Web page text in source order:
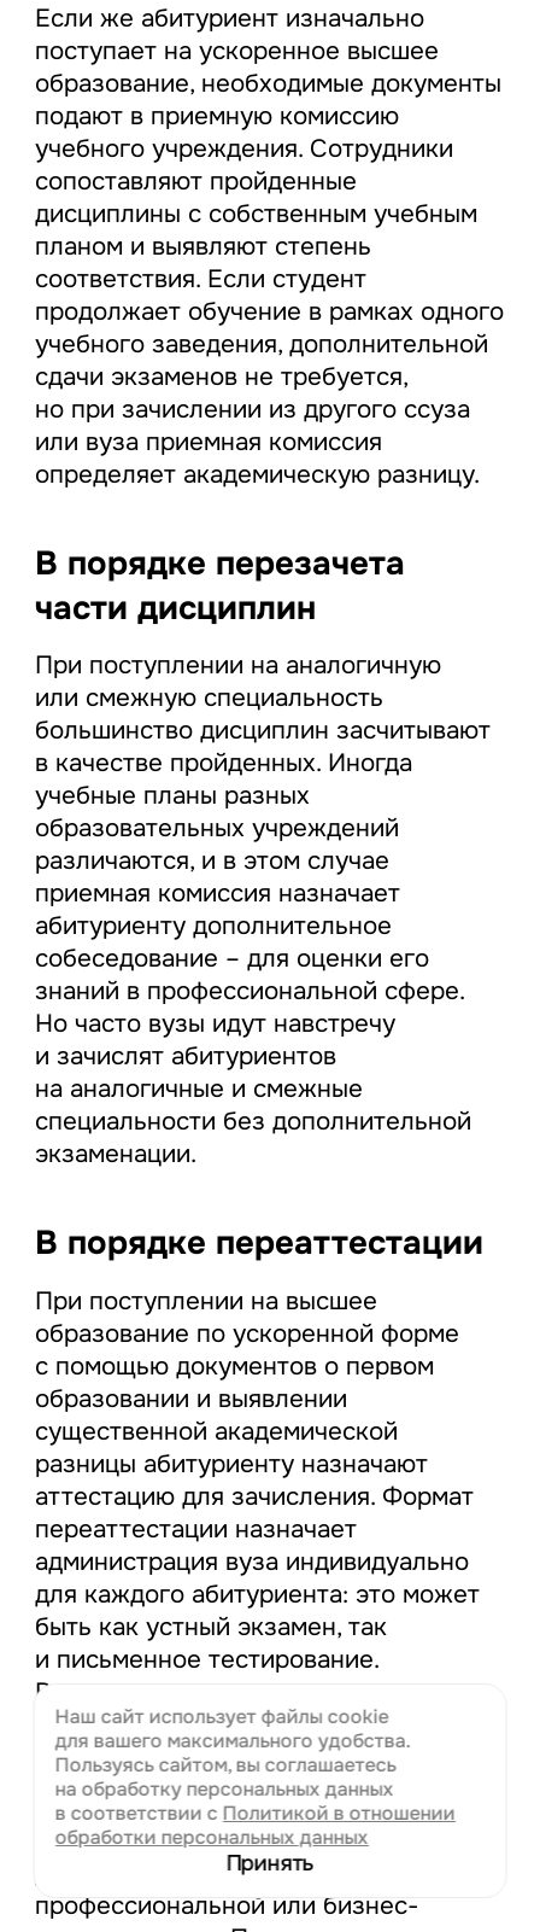
Если же абитуриент изначально
поступает на ускоренное высшее
образование, необходимые документы
подают в приемную комиссию
учебного учреждения. Сотрудники
сопоставляют пройденные
дисциплины с собственным учебным
планом и выявляют степень
соответствия. Если студент
продолжает обучение в рамках одного
учебного заведения, дополнительной
сдачи экзаменов не требуется,
но при зачислении из другого ссуза
или вуза приемная комиссия
определяет академическую разницу.
В порядке перезачета
части дисциплин
При поступлении на аналогичную
или смежную специальность
большинство дисциплин засчитывают
в качестве пройденных. Иногда
учебные планы разных
образовательных учреждений
различаются, и в этом случае
приемная комиссия назначает
абитуриенту дополнительное
собеседование – для оценки его
знаний в профессиональной сфере.
Но часто вузы идут навстречу
и зачислят абитуриентов
на аналогичные и смежные
специальности без дополнительной
экзаменации.
В порядке переаттестации
При поступлении на высшее
образование по ускоренной форме
с помощью документов о первом
образовании и выявлении
существенной академической
разницы абитуриенту назначают
аттестацию для зачисления. Формат
переаттестации назначает
администрация вуза индивидуально
для каждого абитуриента: это может
быть как устный экзамен, так
и письменное тестирование.
В некоторых случаях экзамен
включает обе формы аттестации.
Современные темпы жизни требуют
ускоренного получения высшего
образования, что особенно актуально
для совмещения с основной
профессиональной или бизнес-
Наш сайт использует файлы cookie
для вашего максимального удобства.
Пользуясь сайтом, вы соглашаетесь
на обработку персональных данных
в соответствии с Политикой в отношении
обработки персональных данных
Принять